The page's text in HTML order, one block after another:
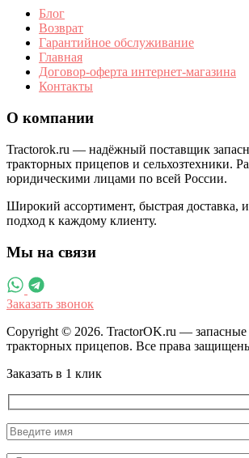
Блог
Возврат
Гарантийное обслуживание
Главная
Договор-оферта интернет-магазина
Контакты
О компании
Tractorok.ru — надёжный поставщик
тракторных прицепов и сельхозтехники.
юридическими лицами по всей России.
Широкий ассортимент, быстрая доставка,
подход к каждому клиенту.
Мы на связи
Заказать звонок
Copyright © 2026. TractorOK.ru — запасные
тракторных прицепов. Все права
Заказать в 1 клик